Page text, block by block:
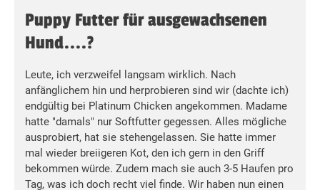
Puppy Futter für ausgewachsenen
Hund....?
Leute, ich verzweifel langsam wirklich. Nach
anfänglichem hin und herprobieren sind wir (dachte ich)
endgültig bei Platinum Chicken angekommen. Madame
hatte "damals" nur Softfutter gegessen. Alles mögliche
ausprobiert, hat sie stehengelassen. Sie hatte immer
mal wieder breiigeren Kot, den ich gern in den Griff
bekommen würde. Zudem mach sie auch 3-5 Haufen pro
Tag, was ich doch recht viel finde. Wir haben nun einen